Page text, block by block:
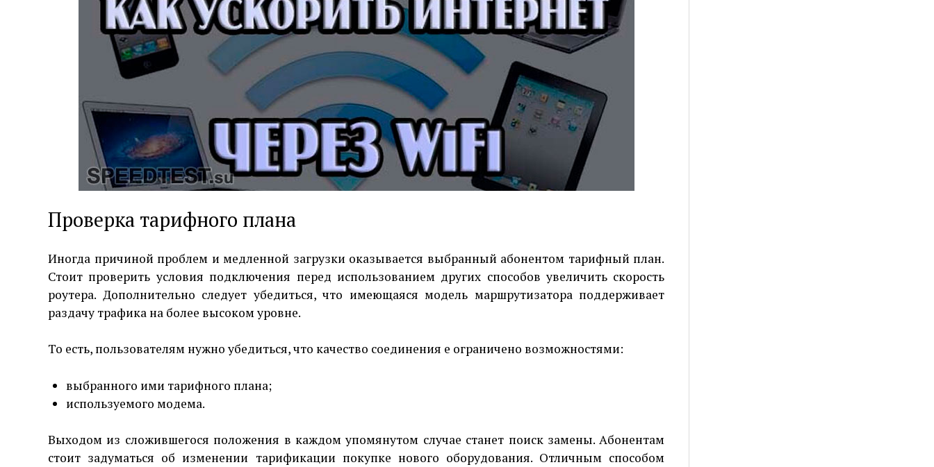
Проверка тарифного плана
Иногда причиной проблем и медленной загрузки оказывается выбранный абонентом тарифный план.
Стоит проверить условия подключения перед использованием других способов увеличить скорость
роутера. Дополнительно следует убедиться, что имеющаяся модель маршрутизатора поддерживает
раздачу трафика на более высоком уровне.
То есть, пользователям нужно убедиться, что качество соединения е ограничено возможностями:
выбранного ими тарифного плана;
используемого модема.
Выходом из сложившегося положения в каждом упомянутом случае станет поиск замены. Абонентам
стоит задуматься об изменении тарификации покупке нового оборудования. Отличным способом